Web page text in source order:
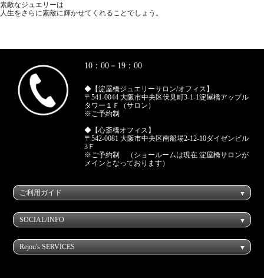
素敵なジュエリーは
人生をさらに素敵に輝かせてくれることでしょう。
10：00－19：00
◆【淀屋橋ジュエリーサロン/オフィス】
〒541-0044 大阪市中央区伏見町3-1-1淀屋橋アップル
タワー１Ｆ（サロン）
※ご予約制
◆【心斎橋オフィス】
〒542-0081 大阪市中央区南船場2-12-10ダイゼンビル
3Ｆ
※ご予約制 （ショールームは現在 淀屋橋サロンが
メインとなっております）
ご利用ガイド
SOCIAL/INFO
Rejou's SERVICES